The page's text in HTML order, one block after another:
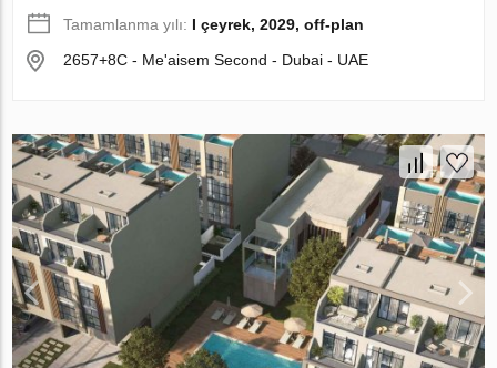
Tamamlanma yılı: I çeyrek, 2029, off-plan
2657+8C - Me'aisem Second - Dubai - UAE